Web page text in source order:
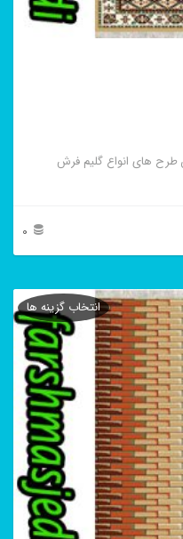
طرح های انواع گلیم فرش
0
انتخاب گزینه ها